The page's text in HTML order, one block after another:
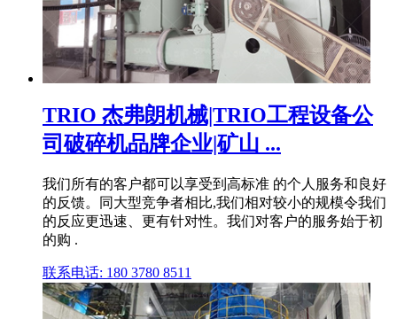
TRIO 杰弗朗机械|TRIO工程设备公
司破碎机品牌企业|矿山 ...
我们所有的客户都可以享受到高标准 的个人服务和良好
的反馈。同大型竞争者相比,我们相对较小的规模令我们
的反应更迅速、更有针对性。我们对客户的服务始于初
的购 .
联系电话: 180 3780 8511